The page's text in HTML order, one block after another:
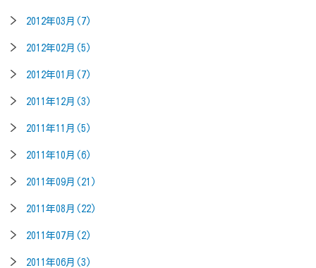
2012年03月(7)
2012年02月(5)
2012年01月(7)
2011年12月(3)
2011年11月(5)
2011年10月(6)
2011年09月(21)
2011年08月(22)
2011年07月(2)
2011年06月(3)